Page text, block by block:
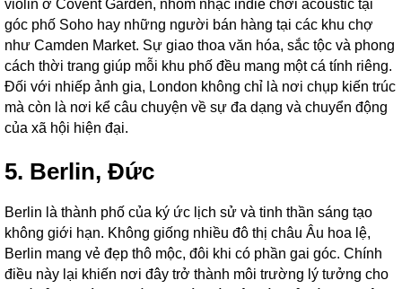
violin ở Covent Garden, nhóm nhạc indie chơi acoustic tại
góc phố Soho hay những người bán hàng tại các khu chợ
như Camden Market. Sự giao thoa văn hóa, sắc tộc và phong
cách thời trang giúp mỗi khu phố đều mang một cá tính riêng.
Đối với nhiếp ảnh gia, London không chỉ là nơi chụp kiến trúc
mà còn là nơi kể câu chuyện về sự đa dạng và chuyển động
của xã hội hiện đại.
5. Berlin, Đức
Berlin là thành phố của ký ức lịch sử và tinh thần sáng tạo
không giới hạn. Không giống nhiều đô thị châu Âu hoa lệ,
Berlin mang vẻ đẹp thô mộc, đôi khi có phần gai góc. Chính
điều này lại khiến nơi đây trở thành môi trường lý tưởng cho